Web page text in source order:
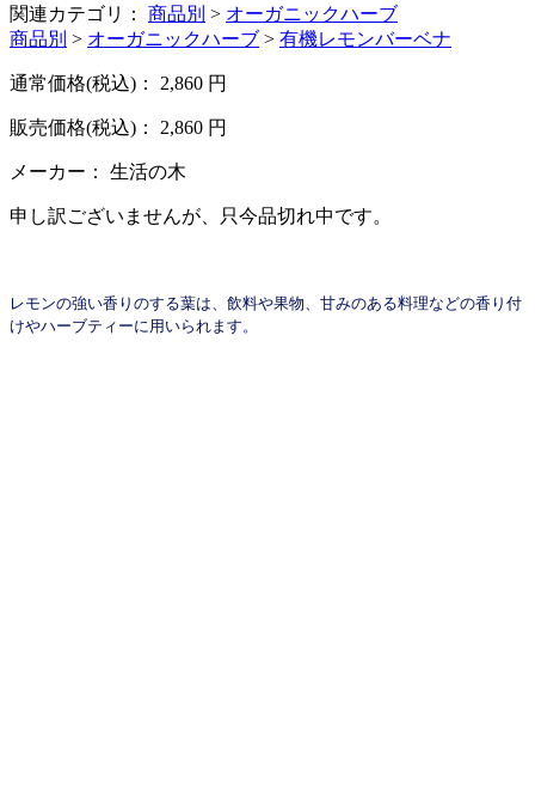
関連カテゴリ： 商品別 > オーガニックハーブ
商品別 > オーガニックハーブ > 有機レモンバーベナ
通常価格(税込)： 2,860 円
販売価格(税込)： 2,860 円
メーカー： 生活の木
申し訳ございませんが、只今品切れ中です。
レモンの強い香りのする葉は、飲料や果物、甘みのある料理などの香り付
けやハーブティーに用いられます。